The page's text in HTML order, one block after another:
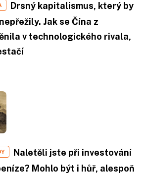
Drsný kapitalismus, který by
Jak se Čína z
v technologického rivala,
Naletěli jste při investování
Mohlo být i hůř, alespoň